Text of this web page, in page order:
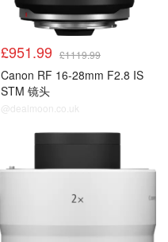
£951.99 £1119.99
Canon RF 16-28mm F2.8 IS
STM 镜头
@dealmoon.co.uk